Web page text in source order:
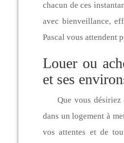
chacun de ces
avec bienveillance,
Pascal vous attendent
Louer ou
et ses
Que vous
dans un logement à
vos attentes et de